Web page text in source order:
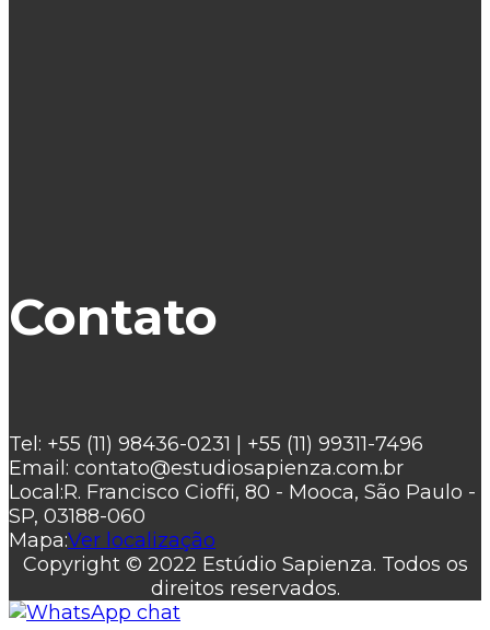
Contato
Tel: +55 (11) 98436-0231 | +55 (11) 99311-7496
Email: contato@estudiosapienza.com.br
Local:R. Francisco Cioffi, 80 - Mooca, São Paulo -
SP, 03188-060
Mapa:Ver localização
Copyright © 2022 Estúdio Sapienza. Todos os
direitos reservados.